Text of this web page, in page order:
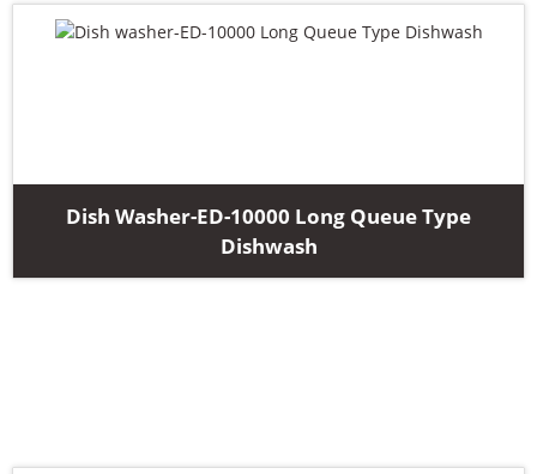
Dish Washer-ED-10000 Long Queue Type
Dishwash